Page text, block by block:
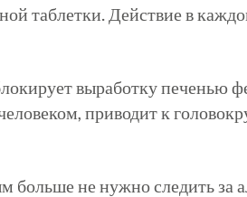
таблетки. Действие в
выработку печенью
приводит к
не нужно следить за